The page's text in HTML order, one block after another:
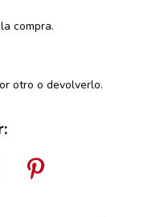
compra.
otro o devolverlo.